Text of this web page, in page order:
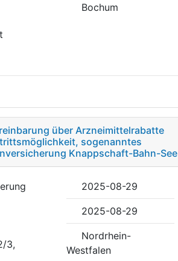
Bochum
über Arzneimittelrabatte
sogenanntes
Knappschaft-Bahn-See
3,
2025-08-29
2025-08-29
Nordrhein-
Westfalen